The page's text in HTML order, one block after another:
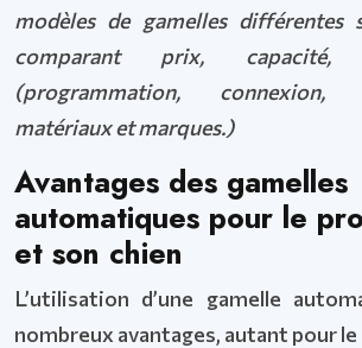
modèles de gamelles différentes
comparant prix, capacité,
(programmation, connexion,
matériaux et marques.)
Avantages des gamelles
automatiques pour le
et son chien
L’utilisation d’une gamelle
nombreux avantages, autant pour